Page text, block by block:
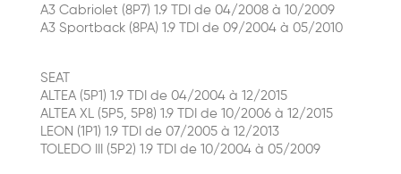
A3 Cabriolet (8P7) 1.9 TDI de 04/2008 à 10/2009
A3 Sportback (8PA) 1.9 TDI de 09/2004 à 05/2010
SEAT
ALTEA (5P1) 1.9 TDI de 04/2004 à 12/2015
ALTEA XL (5P5, 5P8) 1.9 TDI de 10/2006 à 12/2015
LEON (1P1) 1.9 TDI de 07/2005 à 12/2013
TOLEDO III (5P2) 1.9 TDI de 10/2004 à 05/2009